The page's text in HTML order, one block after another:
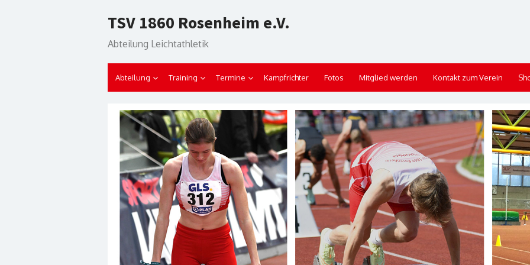
to
TSV 1860 Rosenheim e.V.
Abteilung Leichtathletik
Abteilung Training Termine Kampfrichter Fotos Mitglied werden Kontakt zum Verein